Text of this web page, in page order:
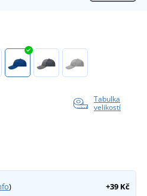
Tabulka
velikostí
) +39 Kč